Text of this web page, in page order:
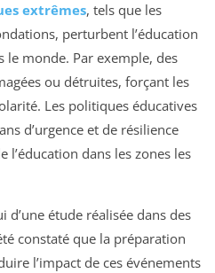
extrêmes, tels que les
perturbent l’éducation
le monde. Par exemple, des
ou détruites, forçant les
Les politiques éducatives
d’urgence et de résilience
l’éducation dans les zones les
étude réalisée dans des
constaté que la préparation
l’impact de ces événements